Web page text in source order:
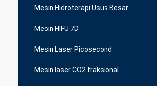
Mesin Hidroterapi Usus Besar
Mesin HIFU 7D
Mesin Laser Picosecond
Mesin laser CO2 fraksional